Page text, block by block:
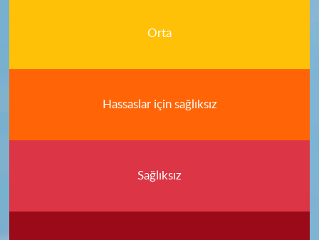
Orta
Hassaslar için sağlıksız
Sağlıksız